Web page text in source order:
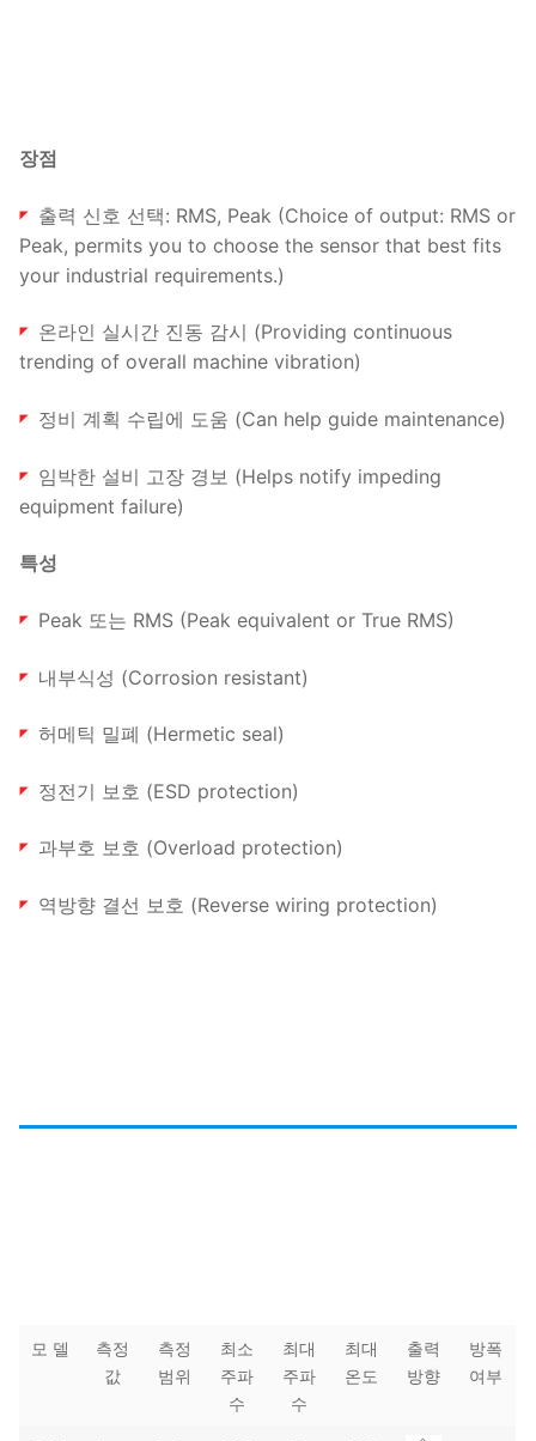
장점
출력 신호 선택: RMS, Peak (Choice of output: RMS or
Peak, permits you to choose the sensor that best fits
your industrial requirements.)
온라인 실시간 진동 감시 (Providing continuous
trending of overall machine vibration)
정비 계획 수립에 도움 (Can help guide maintenance)
임박한 설비 고장 경보 (Helps notify impeding
equipment failure)
특성
Peak 또는 RMS (Peak equivalent or True RMS)
내부식성 (Corrosion resistant)
허메틱 밀폐 (Hermetic seal)
정전기 보호 (ESD protection)
과부호 보호 (Overload protection)
역방향 결선 보호 (Reverse wiring protection)
모 델
측정
값
측정
범위
최소
주파
수
최대
주파
수
최대
온도
출력
방향
방폭
여부